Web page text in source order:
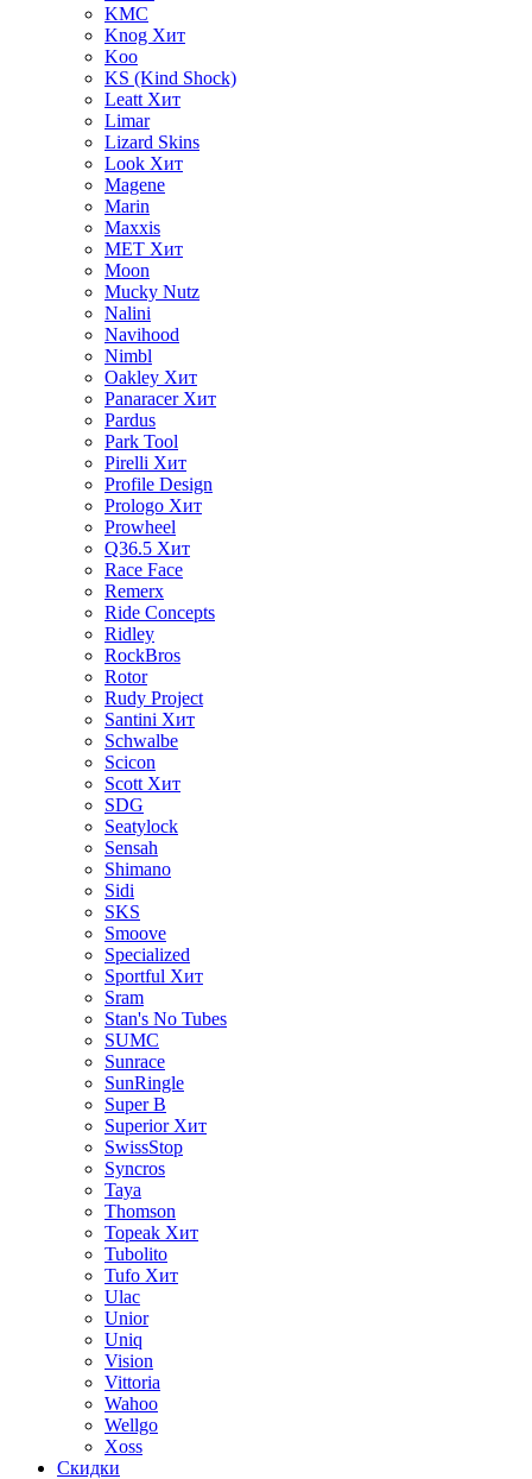
KMC
Knog Хит
Koo
KS (Kind Shock)
Leatt Хит
Limar
Lizard Skins
Look Хит
Magene
Marin
Maxxis
MET Хит
Moon
Mucky Nutz
Nalini
Navihood
Nimbl
Oakley Хит
Panaracer Хит
Pardus
Park Tool
Pirelli Хит
Profile Design
Prologo Хит
Prowheel
Q36.5 Хит
Race Face
Remerx
Ride Concepts
Ridley
RockBros
Rotor
Rudy Project
Santini Хит
Schwalbe
Scicon
Scott Хит
SDG
Seatylock
Sensah
Shimano
Sidi
SKS
Smoove
Specialized
Sportful Хит
Sram
Stan's No Tubes
SUMC
Sunrace
SunRingle
Super B
Superior Хит
SwissStop
Syncros
Taya
Thomson
Topeak Хит
Tubolito
Tufo Хит
Ulac
Unior
Uniq
Vision
Vittoria
Wahoo
Wellgo
Xoss
Скидки